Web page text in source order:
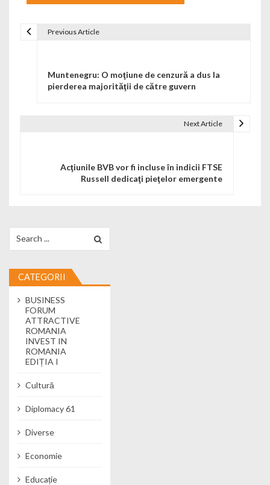
Previous Article
Muntenegru: O moţiune de cenzură a dus la
pierderea majorităţii de către guvern
Next Article
Acţiunile BVB vor fi incluse în indicii FTSE
Russell dedicaţi pieţelor emergente
CATEGORII
BUSINESS
FORUM
ATTRACTIVE
ROMANIA
INVEST IN
ROMANIA
EDIȚIA I
Cultură
Diplomacy 61
Diverse
Economie
Educație